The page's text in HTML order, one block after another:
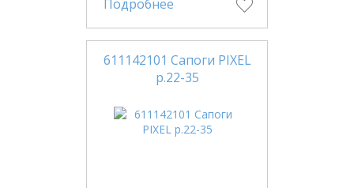
Подробнее
611142101 Сапоги PIXEL
р.22-35